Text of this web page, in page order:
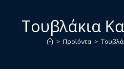
Τουβλάκια
> Προϊόντα >